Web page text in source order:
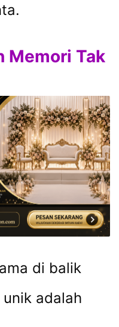
Memori Tak
di balik
adalah